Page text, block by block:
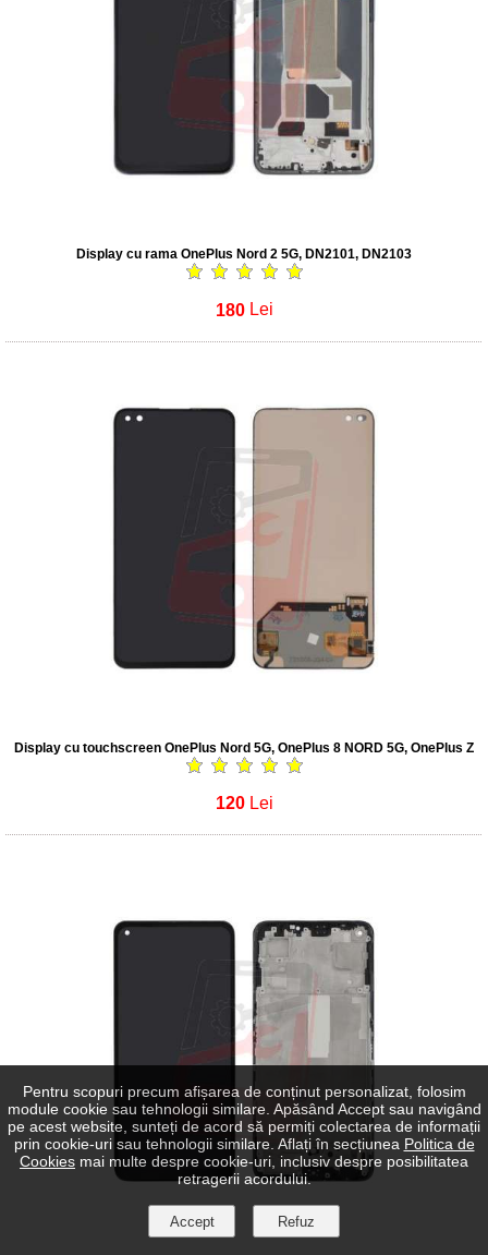
Display cu rama OnePlus Nord 2 5G, DN2101, DN2103
180 Lei
Display cu touchscreen OnePlus Nord 5G, OnePlus 8 NORD 5G, OnePlus Z
120 Lei
Pentru scopuri precum afișarea de conținut personalizat, folosim
module cookie sau tehnologii similare. Apăsând Accept sau navigând
pe acest website, sunteți de acord să permiți colectarea de informații
prin cookie-uri sau tehnologii similare. Aflați în secțiunea Politica de
Cookies mai multe despre cookie-uri, inclusiv despre posibilitatea
retragerii acordului.